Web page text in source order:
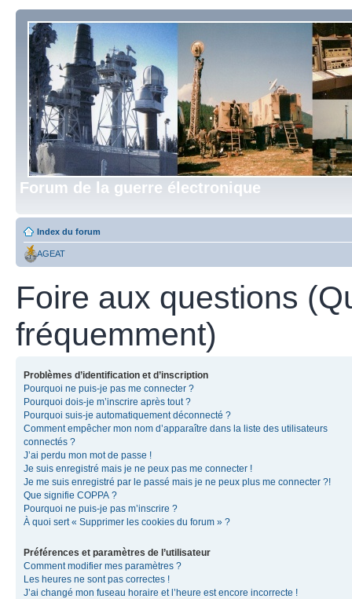
Forum de la guerre électronique
Index du forum
AGEAT
Foire aux questions
fréquemment)
Problèmes d’identification et d’inscription
Pourquoi ne puis-je pas me connecter ?
Pourquoi dois-je m’inscrire après tout ?
Pourquoi suis-je automatiquement déconnecté ?
Comment empêcher mon nom d’apparaître dans la liste des utilisateurs
connectés ?
J’ai perdu mon mot de passe !
Je suis enregistré mais je ne peux pas me connecter !
Je me suis enregistré par le passé mais je ne peux plus me connecter ?!
Que signifie COPPA ?
Pourquoi ne puis-je pas m’inscrire ?
À quoi sert « Supprimer les cookies du forum » ?
Préférences et paramètres de l’utilisateur
Comment modifier mes paramètres ?
Les heures ne sont pas correctes !
J’ai changé mon fuseau horaire et l’heure est encore incorrecte !